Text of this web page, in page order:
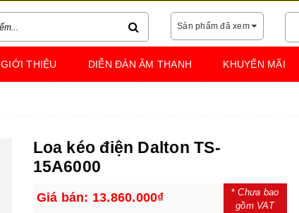
Sản phẩm đã xem
GIỚI THIỆU DIỄN ĐÀN ÂM THANH KHUYẾN MÃI
Loa kéo điện Dalton TS-
15A6000
Giá bán: 13.860.000₫ *Chưa bao
gồm VAT